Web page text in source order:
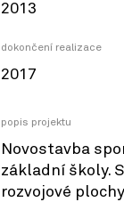
2013
dokončení realizace
2017
popis projektu
Novostavba
základní školy.
rozvojové